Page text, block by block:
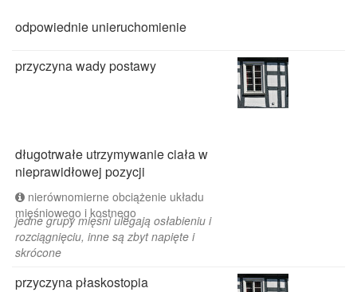
odpowiednie unieruchomienie
przyczyna wady postawy
długotrwałe utrzymywanie ciała w
nieprawidłowej pozycji
nierównomierne obciążenie układu
mięśniowego i kostnego
jedne grupy mięśni ulegają osłabieniu i
rozciągnięciu, inne są zbyt napięte i
skrócone
przyczyna płaskostopia